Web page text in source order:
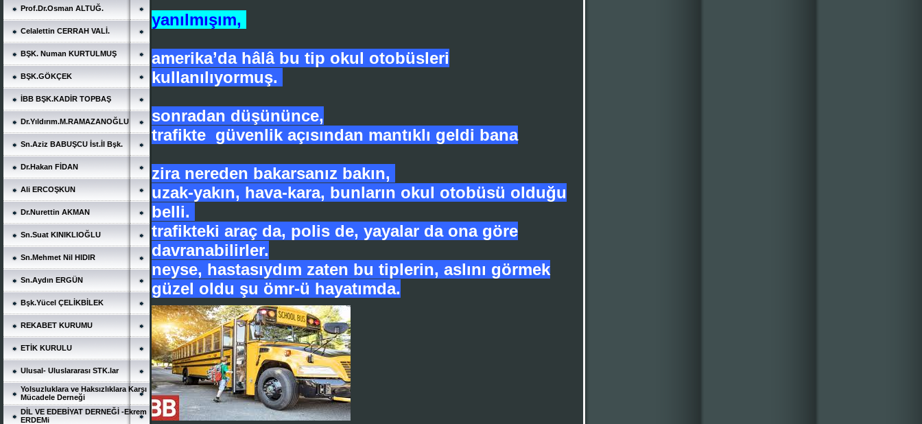
Prof.Dr.Osman ALTUĞ.
Celalettin CERRAH VALİ.
BŞK. Numan KURTULMUŞ
BŞK.GÖKÇEK
İBB BŞK.KADİR TOPBAŞ
Dr.Yıldırım.M.RAMAZANOĞLU
Sn.Aziz BABUŞCU İst.İl Bşk.
Dr.Hakan FİDAN
Ali ERCOŞKUN
Dr.Nurettin AKMAN
Sn.Suat KINIKLIOĞLU
Sn.Mehmet Nil HIDIR
Sn.Aydın ERGÜN
Bşk.Yücel ÇELİKBİLEK
REKABET KURUMU
ETİK KURULU
Ulusal- Uluslararası STK.lar
Yolsuzluklara ve Haksızlıklara Karşı
Mücadele Derneği
DİL VE EDEBİYAT DERNEĞİ -Ekrem
ERDEMi
yanılmışım,
amerika’da hâlâ bu tip okul otobüsleri
kullanılıyormuş.
sonradan düşününce,
trafikte güvenlik açısından mantıklı geldi bana
zira nereden bakarsanız bakın,
uzak-yakın, hava-kara, bunların okul otobüsü olduğu
belli.
trafikteki araç da, polis de, yayalar da ona göre
davranabilirler.
neyse, hastasıydım zaten bu tiplerin, aslını görmek
güzel oldu şu ömr-ü hayatımda.